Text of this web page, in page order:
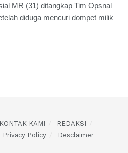
MR (31) ditangkap Tim Opsnal
diduga mencuri dompet milik
KONTAK KAMI
REDAKSI
Privacy Policy Desclaimer